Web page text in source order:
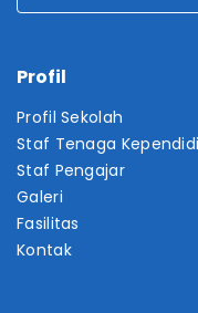
Profil
Profil Sekolah
Staf Tenaga
Staf Pengajar
Galeri
Fasilitas
Kontak